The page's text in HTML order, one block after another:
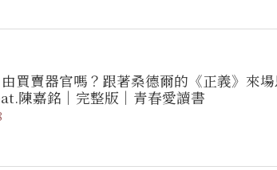
買賣器官嗎？跟著桑德爾的《正義》來場
陳嘉銘｜完整版｜青春愛讀書